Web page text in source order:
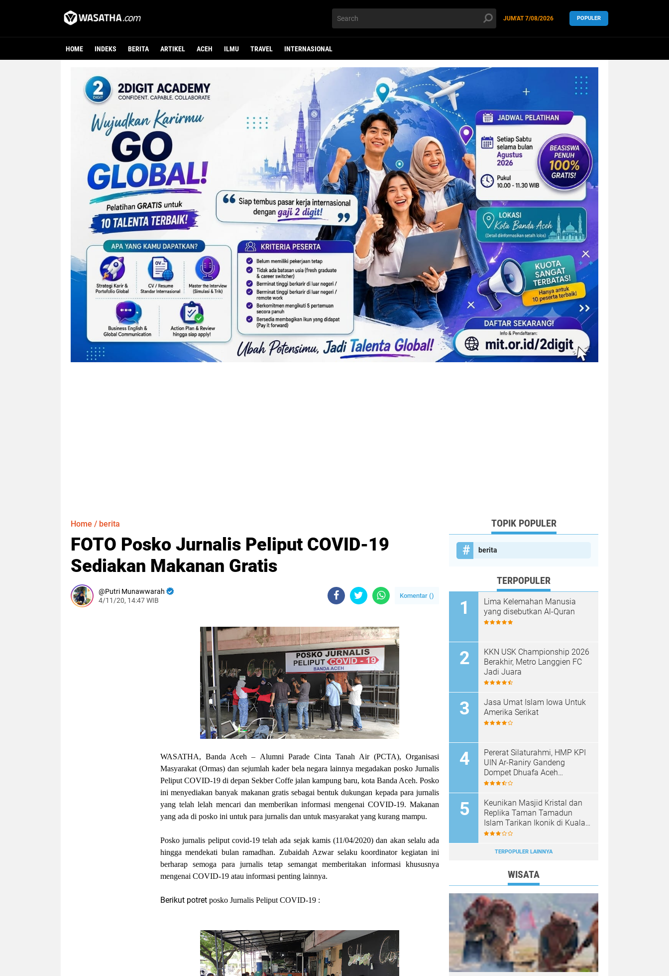
JUM'AT7/08/2026 POPULER
HOME INDEKS BERITA ARTIKEL ACEH ILMU TRAVEL INTERNASIONAL
Home / berita
FOTO Posko Jurnalis Peliput COVID-19
Sediakan Makanan Gratis
Putri Munawwarah
4/11/20, 14:47 WIB
Komentar ()
WASATHA, Banda Aceh – Alumni Parade Cinta Tanah Air (PCTA), Organisasi
Masyarakat (Ormas) dan sejumlah kader bela negara lainnya megadakan posko Jurnalis
Peliput COVID-19 di depan Sekber Coffe jalan kampung baru, kota Banda Aceh. Posko
ini menyediakan banyak makanan gratis sebagai bentuk dukungan kepada para jurnalis
yang telah lelah mencari dan memberikan informasi mengenai COVID-19. Makanan
yang ada di posko ini untuk para jurnalis dan untuk masyarakat yang kurang mampu.
Posko jurnalis peliput covid-19 telah ada sejak kamis (11/04/2020) dan akan selalu ada
hingga mendekati bulan ramadhan. Zubaidah Azwar selakukoordinator kegiatan ini
berharap semoga para jurnalis tetap semangat memberitakan informasi khususnya
mengenai COVID-19 atau informasi penting lainnya.
Berikut potret posko Jurnalis Peliput COVID-19 :
TOPIK POPULER
berita
TERPOPULER
Lima Kelemahan Manusia
yang disebutkan Al-Quran
KKN USK Championship 2026
Berakhir, Metro Langgien FC
Jadi Juara
Jasa Umat Islam Iowa Untuk
Amerika Serikat
Pererat Silaturahmi, HMP KPI
UIN Ar-Raniry Gandeng
Dompet Dhuafa Aceh
Sukseskan Communication
Keunikan Masjid Kristal dan
Replika Taman Tamadun
Islam Tarikan Ikonik di Kuala
Terengganu, Malaysia
TERPOPULER LAINNYA
WISATA